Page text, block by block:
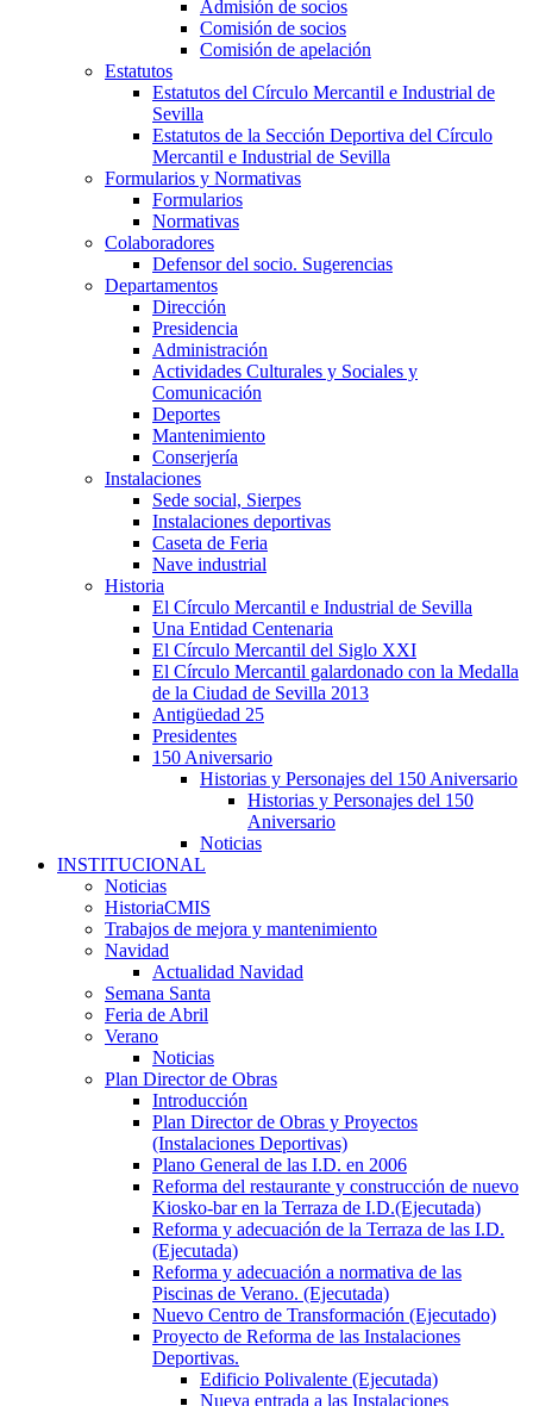
Admisión de socios
Comisión de socios
Comisión de apelación
Estatutos
Estatutos del Círculo Mercantil e Industrial de
Sevilla
Estatutos de la Sección Deportiva del Círculo
Mercantil e Industrial de Sevilla
Formularios y Normativas
Formularios
Normativas
Colaboradores
Defensor del socio. Sugerencias
Departamentos
Dirección
Presidencia
Administración
Actividades Culturales y Sociales y
Comunicación
Deportes
Mantenimiento
Conserjería
Instalaciones
Sede social, Sierpes
Instalaciones deportivas
Caseta de Feria
Nave industrial
Historia
El Círculo Mercantil e Industrial de Sevilla
Una Entidad Centenaria
El Círculo Mercantil del Siglo XXI
El Círculo Mercantil galardonado con la Medalla
de la Ciudad de Sevilla 2013
Antigüedad 25
Presidentes
150 Aniversario
Historias y Personajes del 150 Aniversario
Historias y Personajes del 150
Aniversario
Noticias
INSTITUCIONAL
Noticias
HistoriaCMIS
Trabajos de mejora y mantenimiento
Navidad
Actualidad Navidad
Semana Santa
Feria de Abril
Verano
Noticias
Plan Director de Obras
Introducción
Plan Director de Obras y Proyectos
(Instalaciones Deportivas)
Plano General de las I.D. en 2006
Reforma del restaurante y construcción de nuevo
Kiosko-bar en la Terraza de I.D.(Ejecutada)
Reforma y adecuación de la Terraza de las I.D.
(Ejecutada)
Reforma y adecuación a normativa de las
Piscinas de Verano. (Ejecutada)
Nuevo Centro de Transformación (Ejecutado)
Proyecto de Reforma de las Instalaciones
Deportivas.
Edificio Polivalente (Ejecutada)
Nueva entrada a las Instalaciones